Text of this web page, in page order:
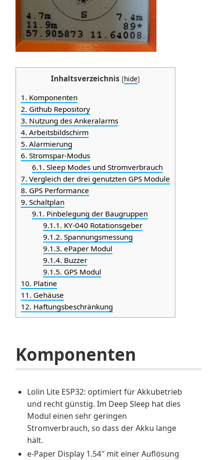
Inhaltsverzeichnis [hide]
1. Komponenten
2. Github Repository
3. Nutzung des Ankeralarms
4. Arbeitsbildschirm
5. Alarmierung
6. Stromspar-Modus
6.1. Sleep Modes und Stromverbrauch
7. Vergleich der drei genutzten GPS Module
8. GPS Performance
9. Schaltplan
9.1. Pinbelegung der Baugruppen
9.1.1. KY-040 Rotationsgeber
9.1.2. Spannungsmessung
9.1.3. ePaper Modul
9.1.4. Buzzer
9.1.5. GPS Modul
10. Platine
11. Gehäuse
12. Haftungsbeschränkung
Komponenten
Lolin Lite ESP32: optimiert für Akkubetrieb
und recht günstig. Im Deep Sleep hat dies
Modul einen sehr geringen
Stromverbrauch, so dass der Akku lange
hält.
e-Paper Display 1.54″ mit einer Auflösung